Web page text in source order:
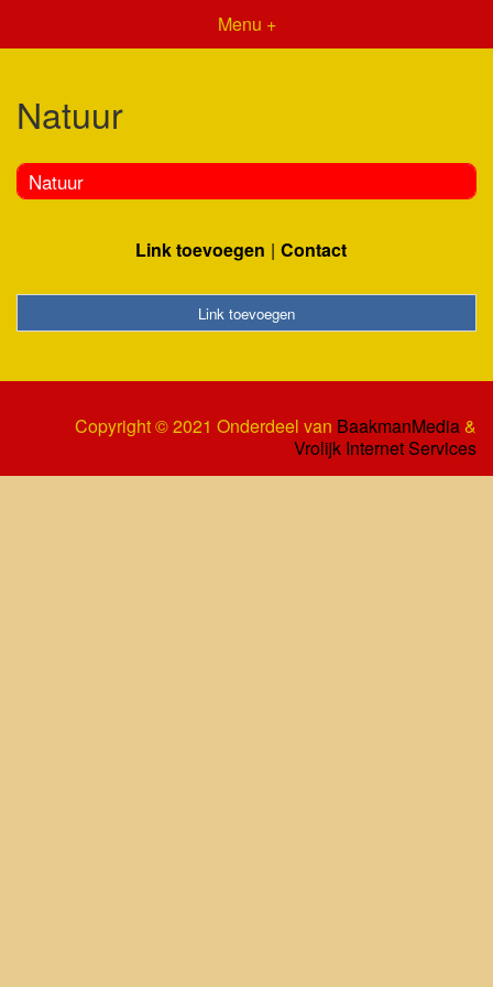
Menu +
Natuur
Natuur
Link toevoegen Contact
Link toevoegen
Copyright © 2021 Onderdeel van BaakmanMedia&
Vrolijk Internet Services